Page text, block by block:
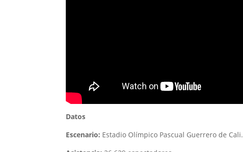
Datos
Escenario: Estadio Olímpico Pascual Guerrero de Cali.